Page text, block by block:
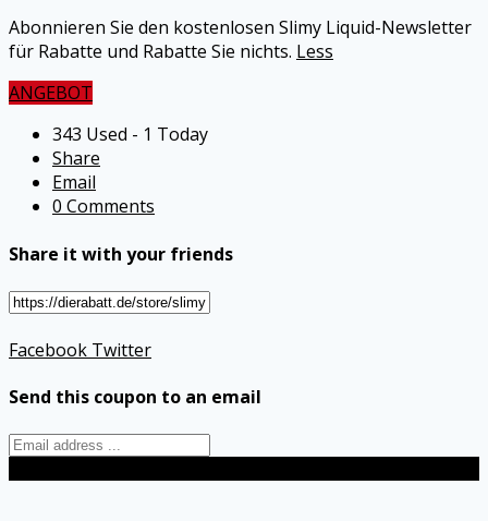
Abonnieren Sie den kostenlosen Slimy Liquid-Newsletter
für Rabatte und Rabatte Sie nichts. Less
ANGEBOT
343 Used - 1 Today
Share
Email
0 Comments
Share it with your friends
Facebook Twitter
Send this coupon to an email